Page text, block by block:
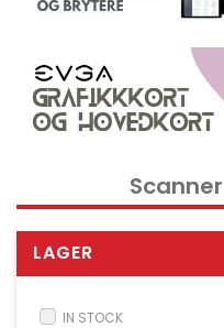
Nettverksdata rack og
Overvåkingsutstyr
KVM utstyr
Skrivere, skannere og
Husholdnings- og
Spill og droner
LAGER
IN STOCK